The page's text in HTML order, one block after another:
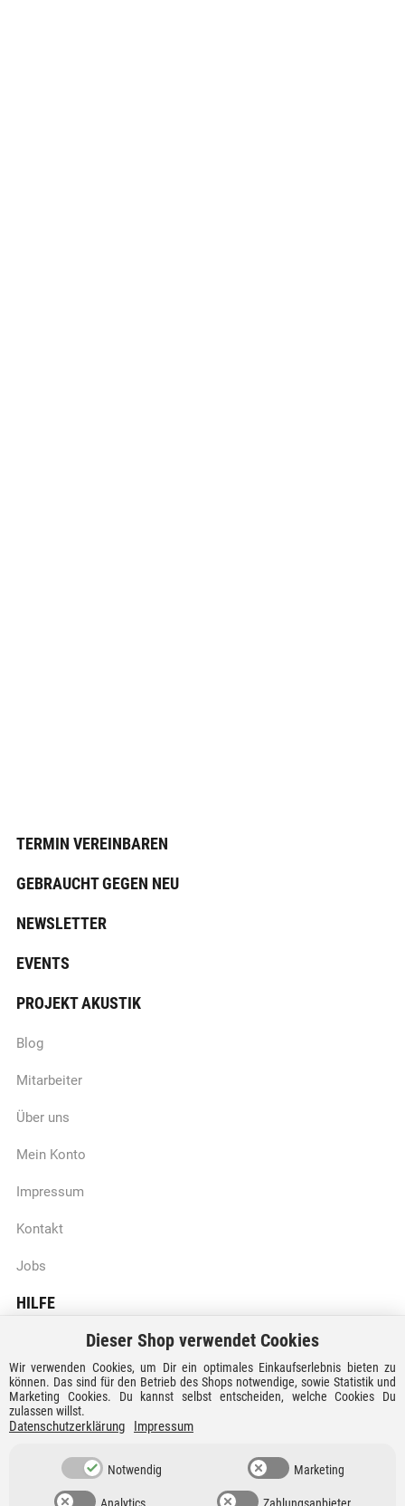
TERMIN VEREINBAREN
GEBRAUCHT GEGEN NEU
NEWSLETTER
EVENTS
PROJEKT AKUSTIK
Blog
Mitarbeiter
Über uns
Mein Konto
Impressum
Kontakt
Jobs
HILFE
Batteriegesetzhinweise
Vertrag widerrufen
Versandkosten und Lieferzeiten
Zahlungsarten
Dieser Shop verwendet Cookies
Wir verwenden Cookies, um Dir ein optimales Einkaufserlebnis bieten zu
können. Das sind für den Betrieb des Shops notwendige, sowie Statistik und
Marketing Cookies. Du kannst selbst entscheiden, welche Cookies Du
zulassen willst.
Datenschutzerklärung Impressum
Notwendig Marketing
Analytics Zahlungsanbieter